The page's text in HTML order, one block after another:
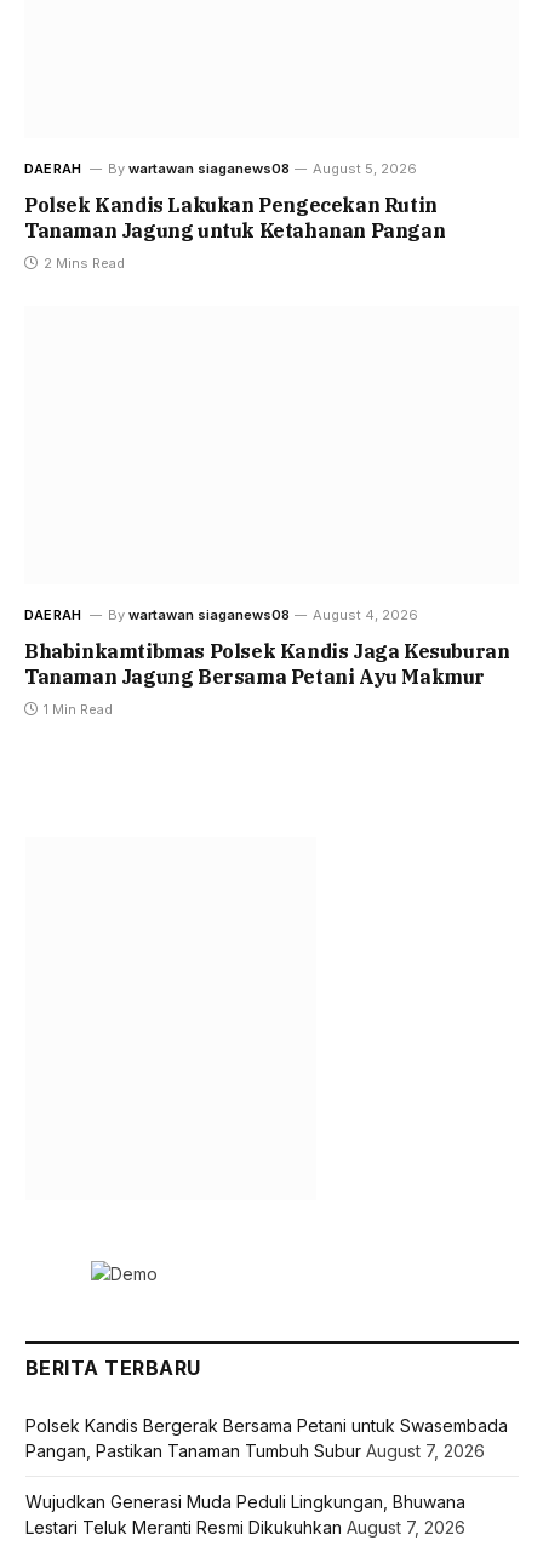
DAERAH By wartawan siaganews08 August 5, 2026
Polsek Kandis Lakukan Pengecekan Rutin
Tanaman Jagung untuk Ketahanan Pangan
2 Mins Read
DAERAH By wartawan siaganews08 August 4, 2026
Bhabinkamtibmas Polsek Kandis Jaga Kesuburan
Tanaman Jagung Bersama Petani Ayu Makmur
1 Min Read
BERITA TERBARU
Polsek Kandis Bergerak Bersama Petani untuk Swasembada
Pangan, Pastikan Tanaman Tumbuh Subur August 7, 2026
Wujudkan Generasi Muda Peduli Lingkungan, Bhuwana
Lestari Teluk Meranti Resmi Dikukuhkan August 7, 2026